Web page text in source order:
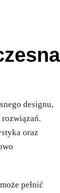
designu,
oraz
pełnić